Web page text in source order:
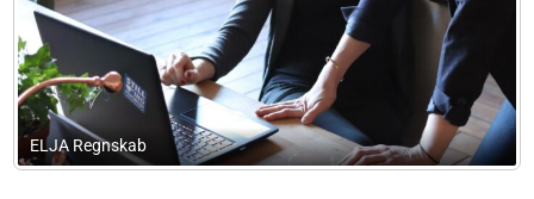
J. C. Dan-Weibel ApS